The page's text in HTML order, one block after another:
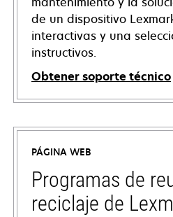
de un dispositivo
interactivas y una
instructivos.
Obtener soporte técnico
opens
in
new
tab
PÁGINA WEB
Programas de
reciclaje de